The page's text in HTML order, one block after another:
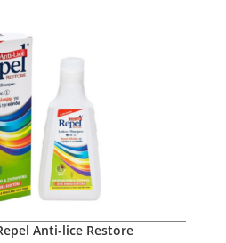
Anti-lice Restore